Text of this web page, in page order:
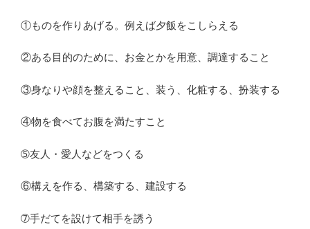
①ものを作りあげる。例えば夕飯をこしらえる
②ある目的のために、お金とかを用意、調達すること
③身なりや顔を整えること、装う、化粧する、扮装する
④物を食べてお腹を満たすこと
➄友人・愛人などをつくる
⑥構えを作る、構築する、建設する
➆手だてを設けて相手を誘う